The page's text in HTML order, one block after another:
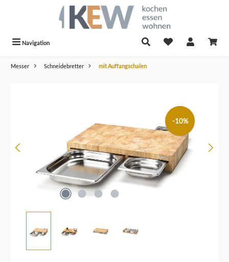
Navigation
Messer Schneidebretter mit Auffangschalen
-10%